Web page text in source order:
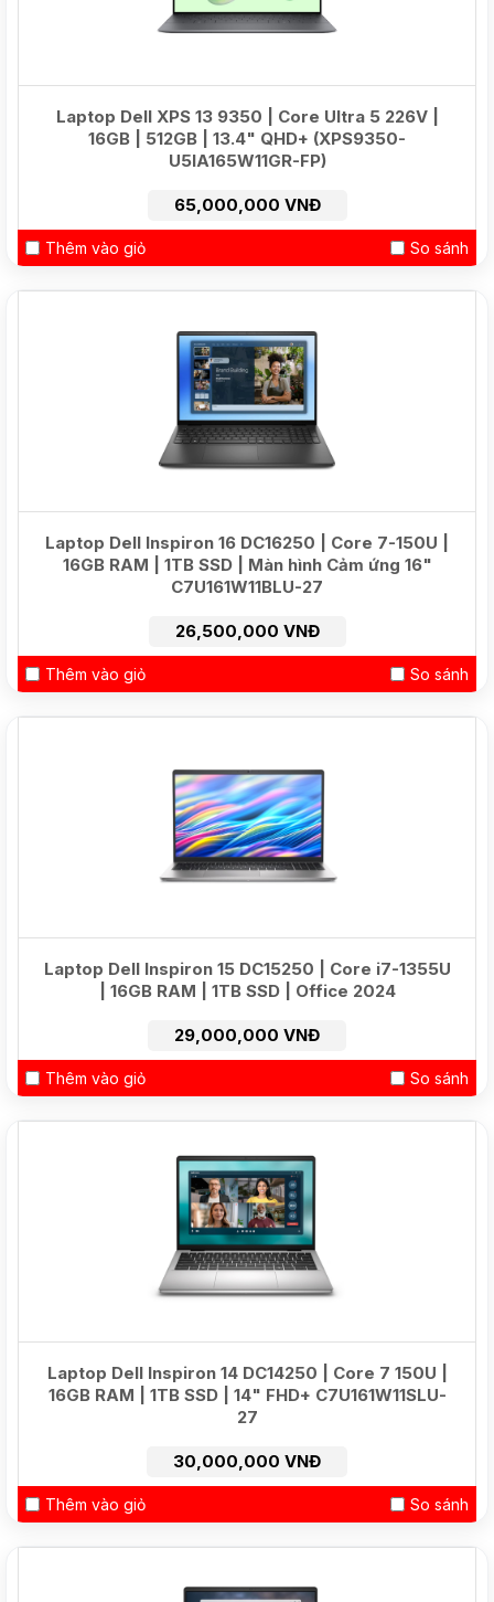
Laptop Dell XPS 13 9350 | Core Ultra 5 226V |
16GB | 512GB | 13.4" QHD+ (XPS9350-
U5IA165W11GR-FP)
65,000,000 VNĐ
Thêm vào giỏ So sánh
Laptop Dell Inspiron 16 DC16250 | Core 7-150U |
16GB RAM | 1TB SSD | Màn hình Cảm ứng 16"
C7U161W11BLU-27
26,500,000 VNĐ
Thêm vào giỏ So sánh
Laptop Dell Inspiron 15 DC15250 | Core i7-1355U
| 16GB RAM | 1TB SSD | Office 2024
29,000,000 VNĐ
Thêm vào giỏ So sánh
Laptop Dell Inspiron 14 DC14250 | Core 7 150U |
16GB RAM | 1TB SSD | 14" FHD+ C7U161W11SLU-
27
30,000,000 VNĐ
Thêm vào giỏ So sánh